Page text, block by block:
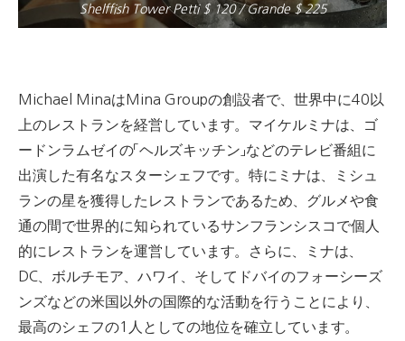
Shelffish Tower Petti $ 120 / Grande $ 225
Michael MinaはMina Groupの創設者で、世界中に40以
上のレストランを経営しています。 マイケルミナは、ゴ
ードンラムゼイの「ヘルズキッチン」などのテレビ番組に
出演した有名なスターシェフです。 特にミナは、ミシュ
ランの星を獲得したレストランであるため、グルメや食
通の間で世界的に知られているサンフランシスコで個人
的にレストランを運営しています。
さらに、ミナは、
DC、ボルチモア、ハワイ、そしてドバイのフォーシーズ
ンズなどの米国以外の国際的な活動を行うことにより、
最高のシェフの1人としての地位を確立しています。